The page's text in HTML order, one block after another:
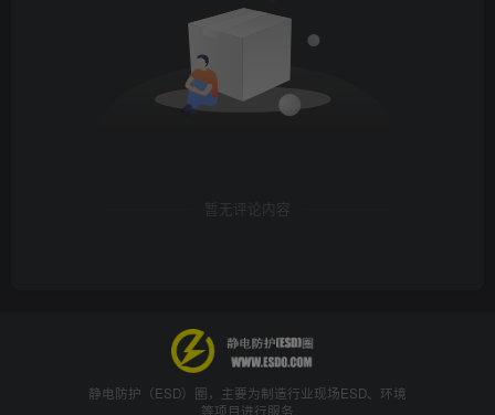
暂无评论内容
静电防护（ESD）圈，主要为制造行业现场ESD、环境
等项目进行服务